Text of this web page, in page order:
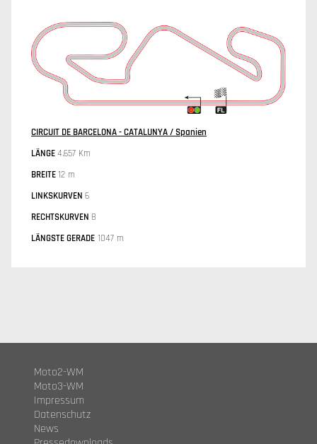
CIRCUIT DE BARCELONA - CATALUNYA / Spanien
LÄNGE4.657 Km
BREITE12 m
LINKSKURVEN 6
RECHTSKURVEN 8
LÄNGSTE GERADE 1047 m
Moto2-WM
Moto3-WM
Impressum
Datenschutz
News